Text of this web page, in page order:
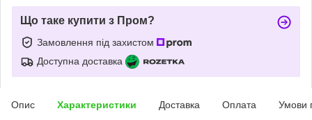
Що таке купити з Пром?
Замовлення під захистом
Доступна доставка
Опис Характеристики Доставка Оплата Умови